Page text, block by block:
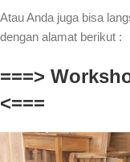
Atau Anda juga bisa
dengan alamat berikut :
===>
<===